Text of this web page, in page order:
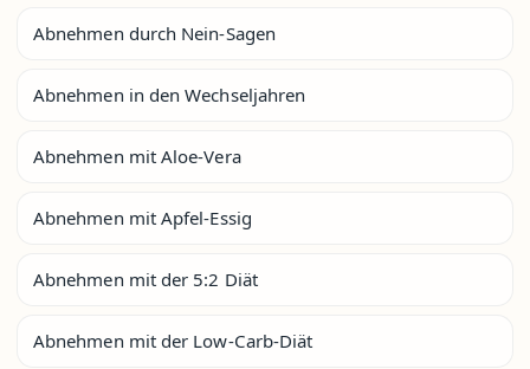
Abnehmen durch Nein-Sagen
Abnehmen in den Wechseljahren
Abnehmen mit Aloe-Vera
Abnehmen mit Apfel-Essig
Abnehmen mit der 5:2 Diät
Abnehmen mit der Low-Carb-Diät